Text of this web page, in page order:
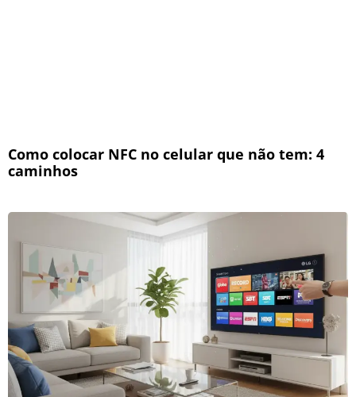
Como colocar NFC no celular que não tem: 4
caminhos